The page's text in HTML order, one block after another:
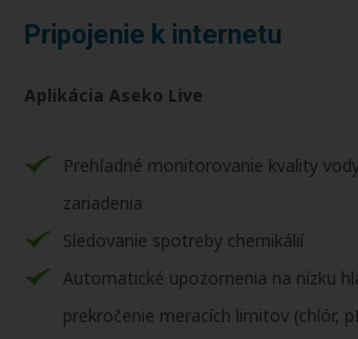
Pripojenie k internetu
Aplikácia Aseko Live
Prehľadné monitorovanie kvality
zariadenia
Sledovanie spotreby chemikálií
Automatické upozornenia na nízku
prekročenie meracích limitov (chlór,